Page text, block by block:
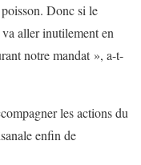
Donc si le
aller inutilement en
notre mandat », a-t-
les actions du
enfin de